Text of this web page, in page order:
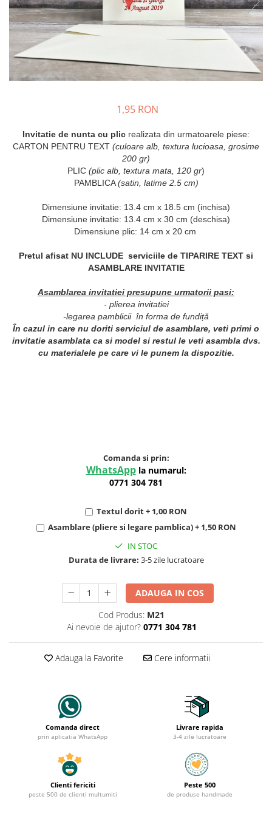
Meniuri & nr de BOTEZ
Plicuri si cartoane pentru INVITATII
TAVA pentru MOT
Cruciulite de BOTEZ
Baloane & decoratiuni BOTEZ
Pahare Miri & Nasi
Cocarde nunta
Inmormatare/pomana
Meniuri pentru NUNTA
1,95 RON
Invitatie de nunta cu plic realizata din urmatoarele piese:
CARTON PENTRU TEXT (culoare alb, textura lucioasa, grosime
200 gr)
PLIC (plic alb, textura mata, 120 gr)
PAMBLICA(satin, latime 2.5 cm)
Dimensiune invitatie: 13.4 cm x 18.5 cm (inchisa)
Dimensiune invitatie: 13.4 cm x 30 cm (deschisa)
Dimensiune plic: 14 cm x 20 cm
Pretul afisat NU INCLUDE serviciile de TIPARIRE TEXT si
ASAMBLARE INVITATIE
Asamblarea invitatiei presupune urmatorii pasi:
- plierea invitatiei
-legarea pamblicii în forma de fundiță
În cazul in care nu doriti serviciul de asamblare, veti primi o
invitatie asamblata ca si model si restul le veti asambla dvs.
cu materialele pe care vi le punem la dispozitie.
Comanda si prin:
WhatsApp la numarul:
0771 304 781
Textul dorit + 1,00 RON
Asamblare (pliere si legare pamblica) + 1,50 RON
IN STOC
Durata de livrare: 3-5 zile lucratoare
ADAUGA IN COS
Cod Produs: M21
Ai nevoie de ajutor? 0771 304 781
Adauga la Favorite Cere informatii
Comanda direct
prin aplicatia WhatsApp
Livrare rapida
3-4 zile lucratoare
Clienti fericiti
peste 500 de clienti multumiti
Peste 500
de produse handmade